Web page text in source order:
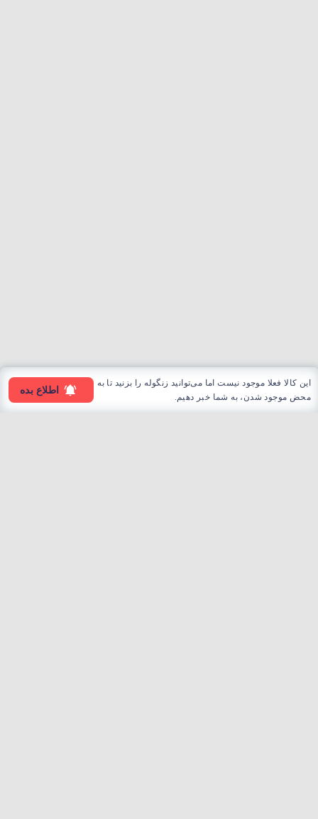
این کالا فعلا موجود نیست اما می‌توانید زنگوله را بزنید تا به
محض موجود شدن، به شما خبر دهیم.
اطلاع بده